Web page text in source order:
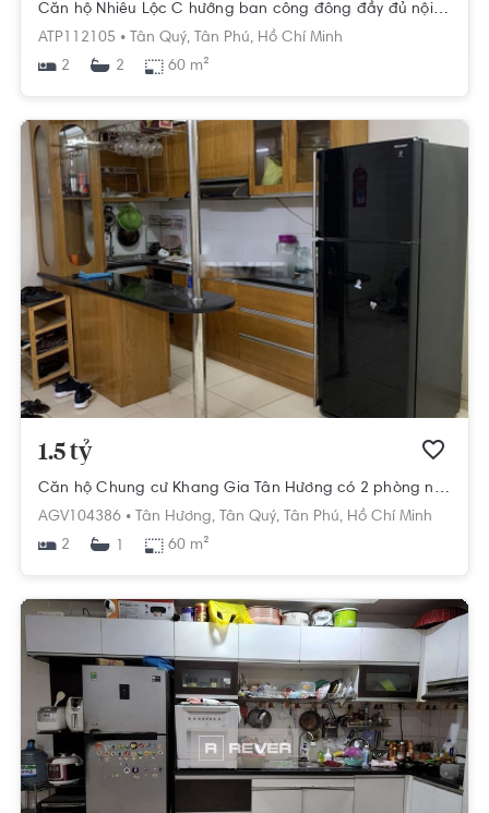
Căn hộ Nhiêu Lộc C hướng ban công đông đầy đủ nội thất diện tích 60m²
ATP112105 • Tân Quý, Tân Phú, Hồ Chí Minh
2
2 60 m²
1.5 tỷ
Căn hộ Chung cư Khang Gia Tân Hương có 2 phòng ngủ, nội thất cơ bản.
AGV104386 • Tân Hương, Tân Quý, Tân Phú, Hồ Chí Minh
2
60 m²